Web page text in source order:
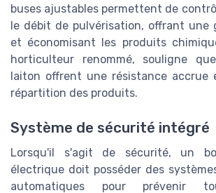
buses ajustables permettent de
le débit de pulvérisation, offrant une
et économisant les produits
horticulteur renommé, souligne
laiton offrent une résistance accrue
répartition des produits.
Système de sécurité intégré
Lorsqu'il s'agit de sécurité, un
électrique doit posséder des
automatiques pour prévenir